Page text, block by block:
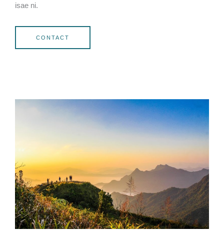
isae ni.
CONTACT